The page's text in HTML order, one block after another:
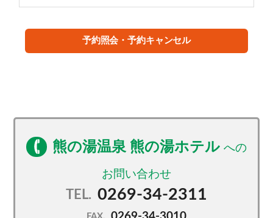
徒歩3分！ホームゲレンデ熊の湯スキー場がおすすめ！
≪その３館内施設も充実≫
中！
※ご到着後の宿泊プラン変更には応じかねます。
予約照会・予約キャンセル
熊の湯温泉 熊の湯ホテル
TEL. 0269-34-2311